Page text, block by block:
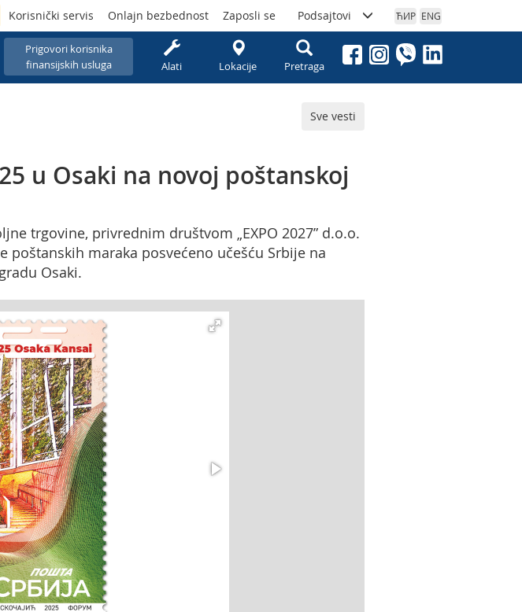
Prigovori korisnika
finansijskih usluga
Alati Lokacije Pretraga
Korisnički servis Onlajn bezbednost Zaposli se Podsajtovi ЋИР ENG
Sve vesti
u Osaki na novoj poštanskoj
trgovine, privrednim društvom „EXPO 2027” d.o.o.
maraka posvećeno učešću Srbije na
Osaki.